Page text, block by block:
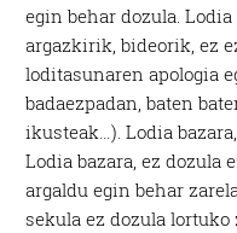
egin behar dozula.
argazkirik, bideorik, ez
loditasunaren apologia
badaezpadan, baten
ikusteak…). Lodia
Lodia bazara, ez dozula
argaldu egin behar
sekula ez dozula